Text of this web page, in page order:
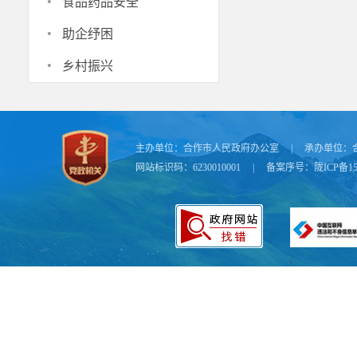
· 助企纾困
· 乡村振兴
主办单位： 合作市人民政府办公室 承办单位：
网站标识码：6230010001
备案序号：陇ICP备